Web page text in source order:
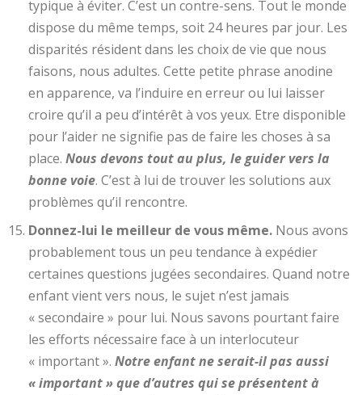
typique à éviter. C’est un contre-sens. Tout le monde
dispose du même temps, soit 24 heures par jour. Les
disparités résident dans les choix de vie que nous
faisons, nous adultes. Cette petite phrase anodine
en apparence, va l’induire en erreur ou lui laisser
croire qu’il a peu d’intérêt à vos yeux. Etre disponible
pour l’aider ne signifie pas de faire les choses à sa
place. Nous devons tout au plus, le guider vers la
bonne voie. C’est à lui de trouver les solutions aux
problèmes qu’il rencontre.
Donnez-lui le meilleur de vous même. Nous avons
probablement tous un peu tendance à expédier
certaines questions jugées secondaires. Quand notre
enfant vient vers nous, le sujet n’est jamais
« secondaire » pour lui. Nous savons pourtant faire
les efforts nécessaire face à un interlocuteur
« important ». Notre enfant ne serait-il pas aussi
« important » que d’autres qui se présentent à